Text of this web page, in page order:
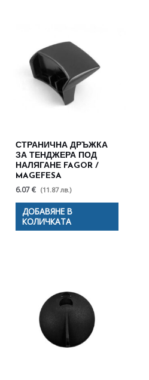
СТРАНИЧНА ДРЪЖКА
ЗА ТЕНДЖЕРА ПОД
НАЛЯГАНЕ FAGOR /
MAGEFESA
6.07 € (11.87 лв.)
ДОБАВЯНЕ В
КОЛИЧКАТА